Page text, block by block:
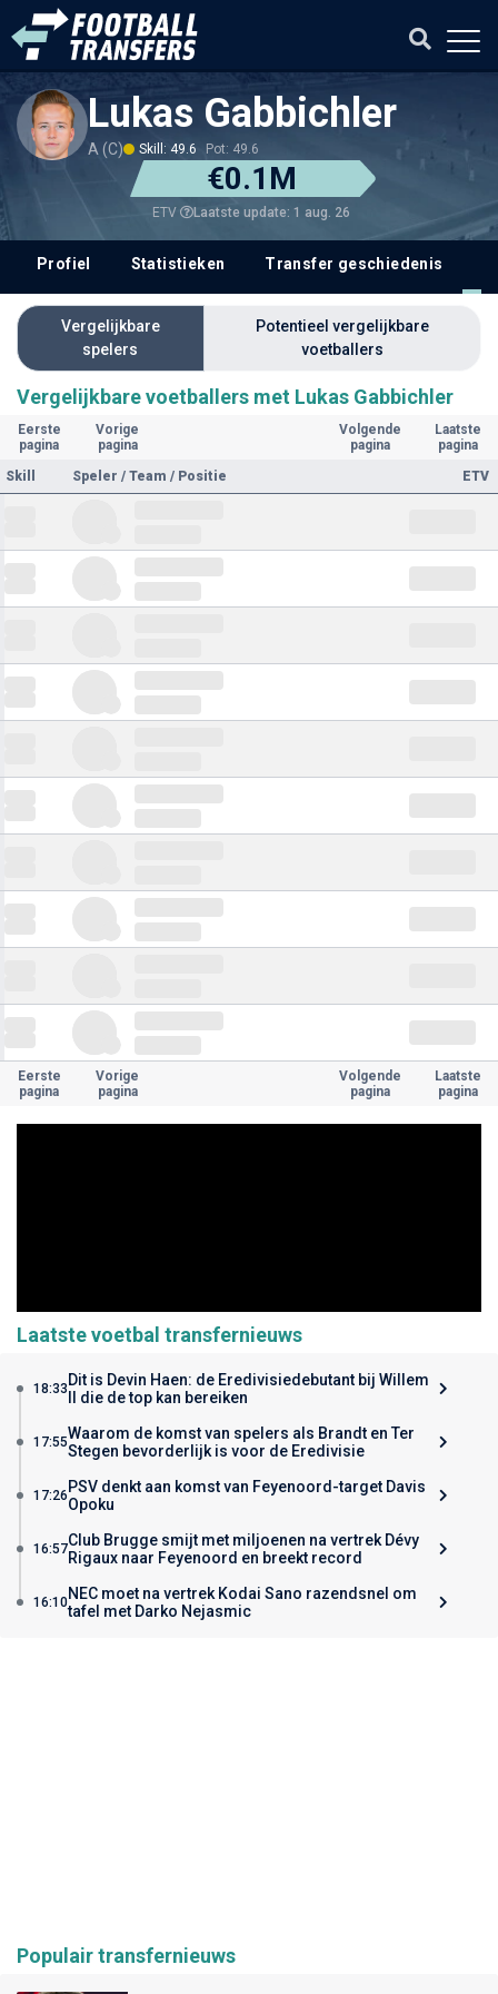
Lukas Gabbichler
A (C) Skill: 49.6 Pot: 49.6
€0.1M
ETV Laatste update: 1 aug. 26
Profiel Statistieken Transfer geschiedenis
Vergelijkbare
spelers
Potentieel vergelijkbare
voetballers
Vergelijkbare voetballers met Lukas Gabbichler
Eerste
pagina
Vorige
pagina
Volgende
pagina
Laatste
pagina
Skill
Speler / Team / Positie ETV
Eerste
pagina
Vorige
pagina
Volgende
pagina
Laatste
pagina
Laatste voetbal transfernieuws
18:33 Dit is Devin Haen: de Eredivisiedebutant bij Willem
II die de top kan bereiken
17:55Waarom de komst van spelers als Brandt en Ter
Stegen bevorderlijk is voor de Eredivisie
17:26 PSV denkt aan komst van Feyenoord-target Davis
Opoku
16:57Club Brugge smijt met miljoenen na vertrek Dévy
Rigaux naar Feyenoord en breekt record
16:10NEC moet na vertrek Kodai Sano razendsnel om
tafel met Darko Nejasmic
Populair transfernieuws